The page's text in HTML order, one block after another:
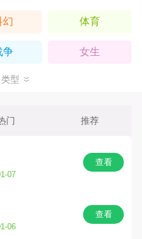
幻 体育
争 女生
合
幻 养成
经营
击
型
门 推荐
07
查看
06
查看